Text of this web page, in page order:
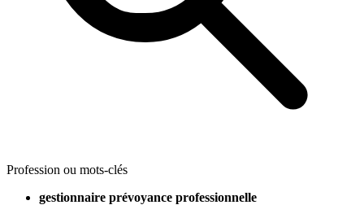
Profession ou mots-clés
gestionnaire prévoyance professionnelle